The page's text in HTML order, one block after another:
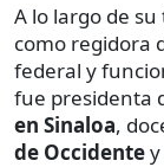
A lo largo de
como regidora
federal y
fue presidenta
en Sinaloa,
de Occidente